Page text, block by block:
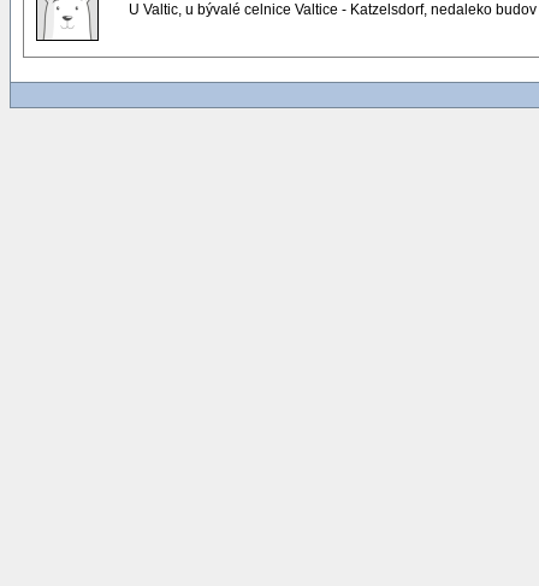
U Valtic, u bývalé celnice Valtice - Katzelsdorf, nedaleko